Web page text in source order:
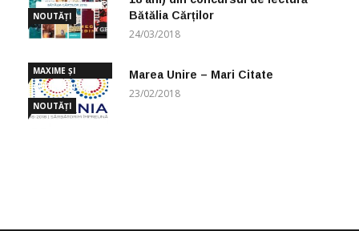
NOUTĂȚI
Bătălia Cărților
24/03/2018
MAXIME ȘI
CUGETĂRI
NOUTĂȚI
Marea Unire – Mari Citate
23/02/2018